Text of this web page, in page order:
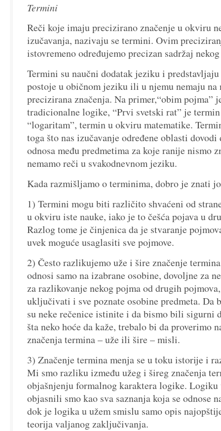
Termini
Reči koje imaju precizirano značenje u okviru
izučavanja, nazivaju se termini. Ovim
istovremeno određujemo precizan sadržaj
Termini su naučni dodatak jeziku i
postoje u običnom jeziku ili u njemu nemaju na
precizirana značenja. Na primer,“obim pojma”
tradicionalne logike, “Prvi svetski rat” je
“logaritam”, termin u okviru matematike.
toga što nas izučavanje određene oblasti
odnosa među predmetima za koje ranije nismo
nemamo reči u svakodnevnom jeziku.
Kada razmišljamo o terminima, dobro je znati
1) Termini mogu biti različito shvaćeni od
u okviru iste nauke, iako je to češća pojava u
Razlog tome je činjenica da je stvaranje
uvek moguće usaglasiti sve pojmove.
2) Često razlikujemo uže i šire značenje
odnosi samo na izabrane osobine, dovoljne za
za razlikovanje nekog pojma od drugih
uključivati i sve poznate osobine predmeta. Da
su neke rečenice istinite i da bismo bili sigurni
šta neko hoće da kaže, trebalo bi da proverimo
značenja termina – uže ili šire – misli.
3) Značenje termina menja se u toku istorije i
Mi smo razliku između užeg i šireg značenja
objašnjenju formalnog karaktera logike. Logiku
objasnili smo kao sva saznanja koja se odnose
dok je logika u užem smislu samo opis
teorija valjanog zaključivanja.